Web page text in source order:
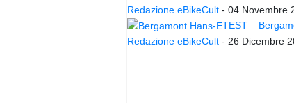
Redazione eBikeCult - 04 Novembre
TEST –
Redazione eBikeCult - 26 Dicembre